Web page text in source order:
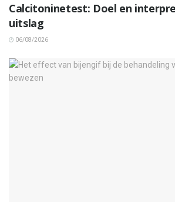
Calcitoninetest: Doel en
uitslag
06/08/2026